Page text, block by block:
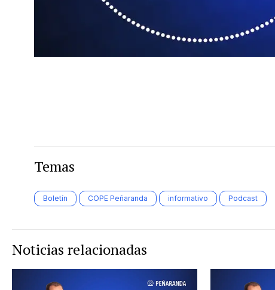
Temas
Boletín COPE Peñaranda informativo Podcast
Noticias relacionadas